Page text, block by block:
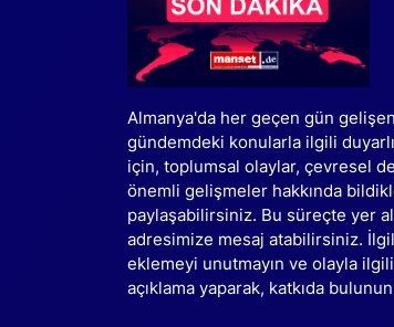
Almanya'da her geçen gün
gündemdeki konularla ilgili
için, toplumsal olaylar, çevresel
önemli gelişmeler hakkında
paylaşabilirsiniz. Bu süreçte yer
adresimize mesaj atabilirsiniz.
eklemeyi unutmayın ve olayla
açıklama yaparak, katkıda